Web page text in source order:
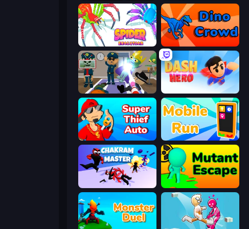
Spider Evolution: Runner Game Dino Crowd
Find The Alien
Super Thief Auto Mobile Run
Chakram Master Mutant Escape